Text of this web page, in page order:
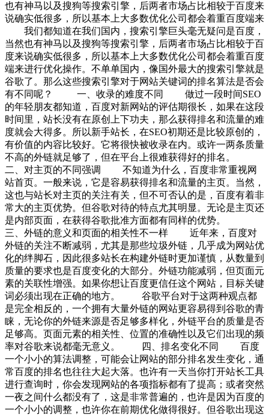
也有神马以及搜狗等搜索引擎，后两者市场占比相较于百度来
说确实低很多，所以基本上大多数优化公司都会着重百度端来
我们都知道在我们国内，搜索引擎巨头毫无疑问是百度，
当然也有神马以及搜狗等搜索引擎，后两者市场占比相较于百
度来说确实低很多，所以基本上大多数优化公司都会着重百度
端来进行优化操作。不单单国内，像国外最大的搜索引擎就是
谷歌了。那么这些搜索引擎对于网站关键词的排名算法是否会
有不同呢？
一、收录的难度不同 做过一段时间SEO
的年轻朋友都知道，百度对新网站的评估期很长，如果在这段
时间里，站长没有在原创上下功夫，那么获得排名和流量的难
度就会大得多。所以新手站长，在SEO初期还是比较原创的，
有价值的内容比较好。它将很快被收录在内。或许一两条质量
不高的外链就足够了，但在平台上很难获得好的排名。
二、对主页的不同强调 不知道为什么，百度非常重视网
站首页。一般来说，它是容易获得排名和流量的主页。当然，
这也与站长对主页的关注有关，但不可否认的是，百度有着非
常大的主页优势。但谷歌对待的特点尤其明显。无论是主页还
是内部页面，在获得谷歌批准方面都有同样的优势。
三、外链的意义和页面的相关性不一样 近年来，百度对
外链的关注不断减弱，尤其是那些垃圾外链，几乎成为网站优
化的绊脚石，因此很多站长在构建外链时更加谨慎，从数量到
质量的要求也是百度变化的大部分。外链功能减弱，但页面元
素的关联性增强。如果你想让百度更信任这个网站，目标关键
词必须出现在正确的地方。 谷歌平台对于这两种观点都
是完全相反的，一个拥有大量外链的网站更容易得到谷歌的青
睐，无论你的外链来源是否足够多样化，外链平台的质量是否
足够高。页面元素的相关性、位置的准确性以及它们出现的频
率对谷歌来说都毫无意义。 四、排名变化不同 百度
一个小小的算法调整，可能会让网站的部分排名发生变化，通
常百度的排名也往往大起大落。也许有一天当你打开站长工具
进行查询时，你会发现网站的各项指标都有了提高；或者突然
一夜之间什么都没有了，这是非常普遍的，也许是因为百度的
一个小小的调整，也许你在前期优化做得很好。但谷歌出现这